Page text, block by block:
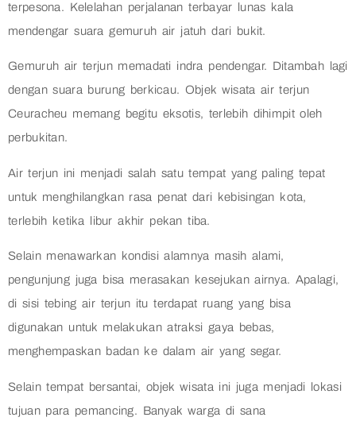
terpesona. Kelelahan perjalanan terbayar lunas kala
mendengar suara gemuruh air jatuh dari bukit.
Gemuruh air terjun memadati indra pendengar. Ditambah lagi
dengan suara burung berkicau. Objek wisata air terjun
Ceuracheu memang begitu eksotis, terlebih dihimpit oleh
perbukitan.
Air terjun ini menjadi salah satu tempat yang paling tepat
untuk menghilangkan rasa penat dari kebisingan kota,
terlebih ketika libur akhir pekan tiba.
Selain menawarkan kondisi alamnya masih alami,
pengunjung juga bisa merasakan kesejukan airnya. Apalagi,
di sisi tebing air terjun itu terdapat ruang yang bisa
digunakan untuk melakukan atraksi gaya bebas,
menghempaskan badan ke dalam air yang segar.
Selain tempat bersantai, objek wisata ini juga menjadi lokasi
tujuan para pemancing. Banyak warga di sana